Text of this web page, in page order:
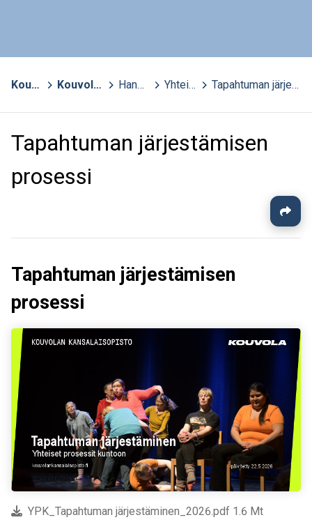
Kouvola Kouvolan kansalaisopisto - aktiivisten opisto Hankkeet Yhteiset prosessit kuntoon hanke Tapahtuman järjestämisen prosessi
Tapahtuman järjestämisen
prosessi
Tapahtuman järjestämisen
prosessi
YPK_Tapahtuman järjestäminen_2026.pdf 1.6 Mt